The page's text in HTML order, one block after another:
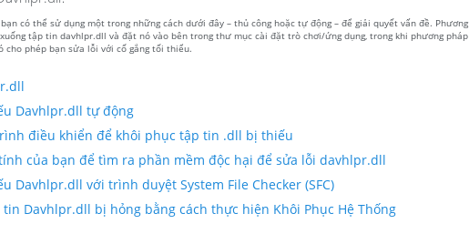
có thể sử dụng một trong những cách dưới đây – thủ công hoặc tự động – để giải quyết vấn đề. Phương
tập tin davhlpr.dll và đặt nó vào bên trong thư mục cài đặt trò chơi/ứng dụng, trong khi phương pháp
cho phép bạn sửa lỗi với cố gắng tối thiểu.
Davhlpr.dll tự động
điều khiển để khôi phục tập tin .dll bị thiếu
của bạn để tìm ra phần mềm độc hại để sửa lỗi davhlpr.dll
Davhlpr.dll với trình duyệt System File Checker (SFC)
Davhlpr.dll bị hỏng bằng cách thực hiện Khôi Phục Hệ Thống